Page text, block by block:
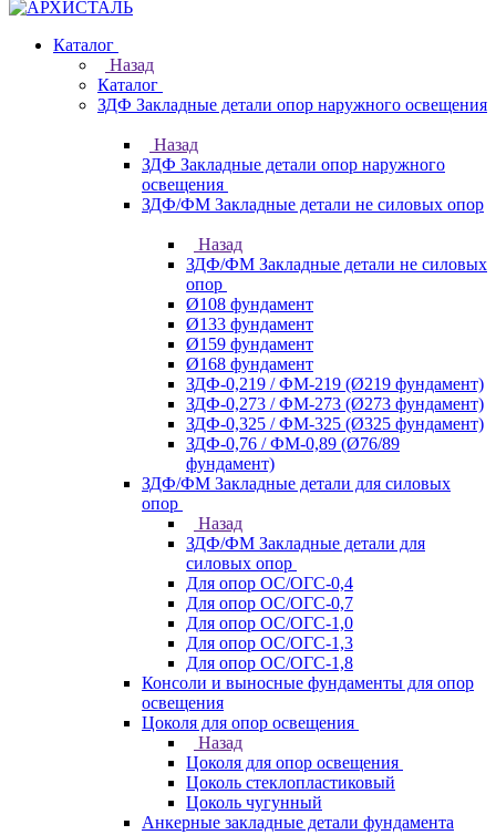
Каталог
Назад
Каталог
ЗДФ Закладные детали опор наружного освещения
Назад
ЗДФ Закладные детали опор наружного
освещения
ЗДФ/ФМ Закладные детали не силовых опор
Назад
ЗДФ/ФМ Закладные детали не силовых
опор
Ø108 фундамент
Ø133 фундамент
Ø159 фундамент
Ø168 фундамент
ЗДФ-0,219 / ФМ-219 (Ø219 фундамент)
ЗДФ-0,273 / ФМ-273 (Ø273 фундамент)
ЗДФ-0,325 / ФМ-325 (Ø325 фундамент)
ЗДФ-0,76 / ФМ-0,89 (Ø76/89
фундамент)
ЗДФ/ФМ Закладные детали для силовых
опор
Назад
ЗДФ/ФМ Закладные детали для
силовых опор
Для опор ОС/ОГС-0,4
Для опор ОС/ОГС-0,7
Для опор ОС/ОГС-1,0
Для опор ОС/ОГС-1,3
Для опор ОС/ОГС-1,8
Консоли и выносные фундаменты для опор
освещения
Цоколя для опор освещения
Назад
Цоколя для опор освещения
Цоколь стеклопластиковый
Цоколь чугунный
Анкерные закладные детали фундамента